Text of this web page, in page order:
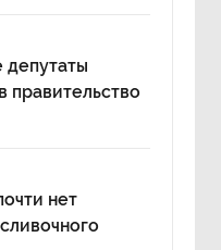
депутаты
правительство
нет